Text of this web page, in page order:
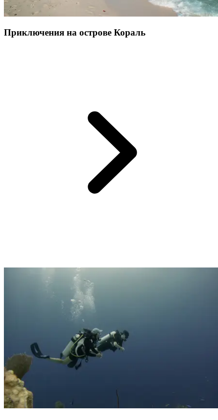
Приключения на острове Кораль
Всего в 15 минутах на лодке от порта Чалонг, совсем рядом с
Club Med Phuket,
остров Кораль (или Ко Хае для близких)
приглашает вас. Белоснежный песок, прозрачное море и
кораллы на расстоянии вытянутой руки.
сноркелинг или водные виды спорта
этим временем по-своему, без стресса и лишних забот. Это то
самое место, которое дарит любовь к путешествиям по Азии.
Лёгкий и солнечный побег, идеальный для того, чтобы
добавить немного экзотики в ваше путешествие на Пхукет… с
ногами в воде.